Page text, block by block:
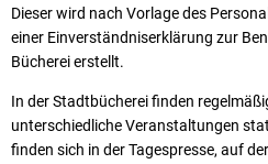
Dieser wird nach Vorlage des
einer Einverständniserklärung zur
Bücherei erstellt.
In der Stadtbücherei finden
unterschiedliche Veranstaltungen
finden sich in der Tagespresse, auf